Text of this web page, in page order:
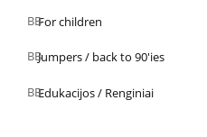
For children
Jumpers / back to 90'ies
Edukacijos / Renginiai